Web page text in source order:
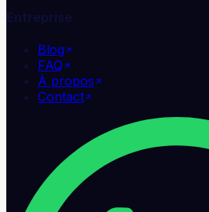
Entreprise
Blog
FAQ
À propos
Contact